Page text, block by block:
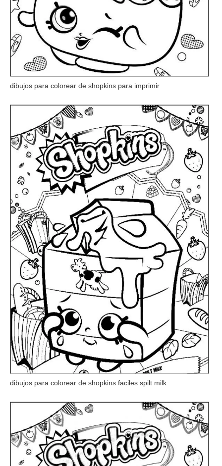
dibujos para colorear de shopkins para imprimir
dibujos para colorear de shopkins faciles spilt milk